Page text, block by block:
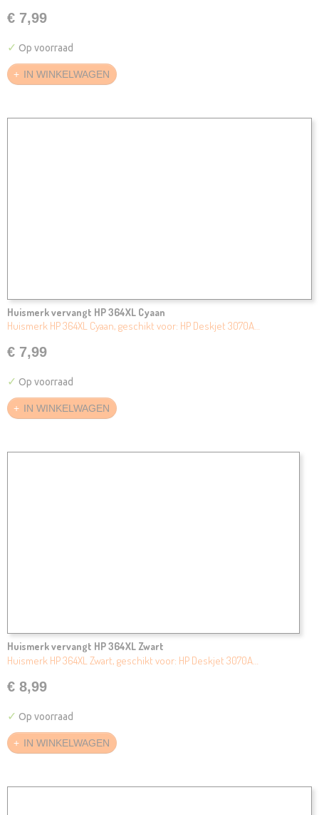
€ 7,99
✓ Op voorraad
IN WINKELWAGEN
Huismerk vervangt HP 364XL Cyaan
Huismerk HP 364XL Cyaan, geschikt voor: HP Deskjet 3070A…
€ 7,99
✓ Op voorraad
IN WINKELWAGEN
Huismerk vervangt HP 364XL Zwart
Huismerk HP 364XL Zwart, geschikt voor: HP Deskjet 3070A…
€ 8,99
✓ Op voorraad
IN WINKELWAGEN